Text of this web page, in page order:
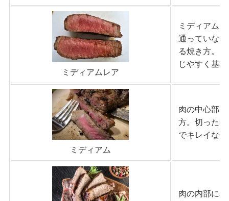
ミディアムレア
ミディアム
通っていな
る焼き方。
じやすく基
ミディアム
肉の中心部
方。切った
でキレイな
肉の内部に